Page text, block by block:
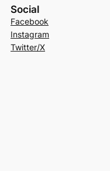
Social
Facebook
Instagram
Twitter/X